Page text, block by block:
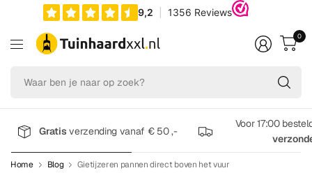
op
0
Gratisverzending vanaf € 50 ,-
Voor 17:00
Home Blog Gietijzeren pannen direct boven het vuur